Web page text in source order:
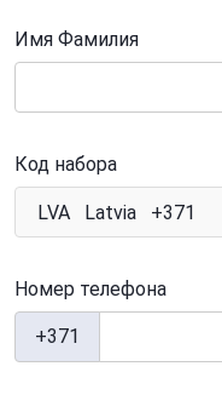
Имя Фамилия
Код набора
LVA Latvia +371
Номер телефона
+371